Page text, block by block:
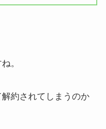
。
約されてしまうのか